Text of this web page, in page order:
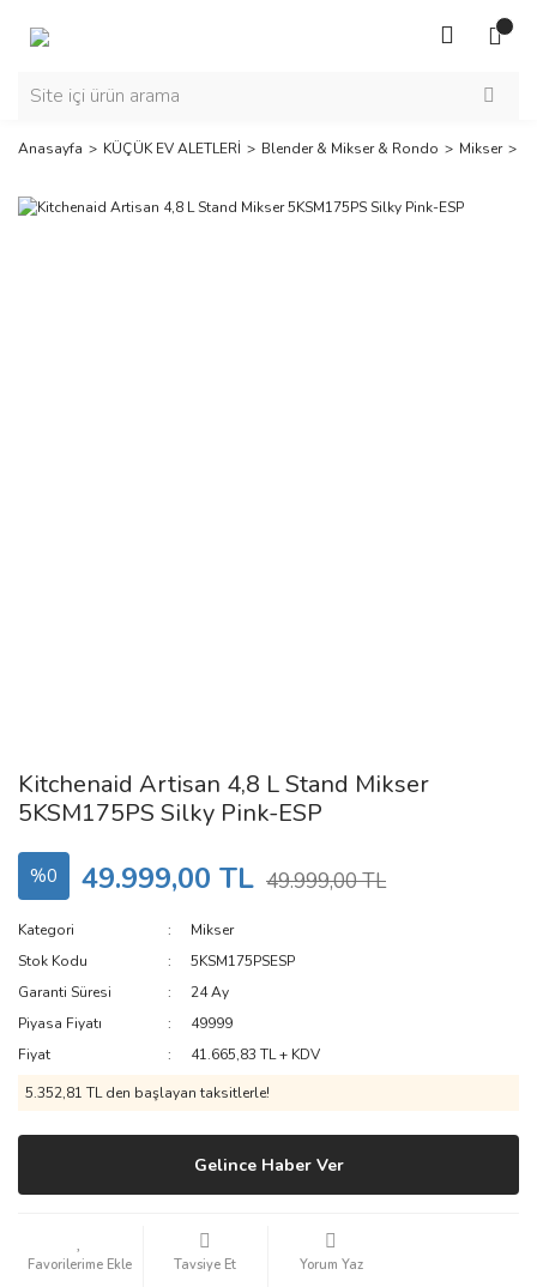
Anasayfa KÜÇÜK EV ALETLERİ Blender & Mikser & Rondo Mikser
Kitchenaid Artisan 4,8 L Stand Mikser
5KSM175PS Silky Pink-ESP
%0 49.999,00 TL 49.999,00 TL
Kategori
Mikser
Stok Kodu
5KSM175PSESP
Garanti Süresi
24 Ay
Piyasa Fiyatı
49999
Fiyat
41.665,83 TL + KDV
5.352,81 TL den başlayan taksitlerle!
Gelince Haber Ver
Tavsiye Et Yorum Yaz